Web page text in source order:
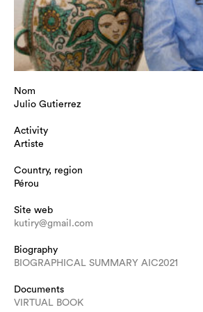
Nom
Julio Gutierrez
Activity
Artiste
Country, region
Pérou
Site web
kutiry@gmail.com
Biography
BIOGRAPHICAL SUMMARY AIC2021
Documents
VIRTUAL BOOK